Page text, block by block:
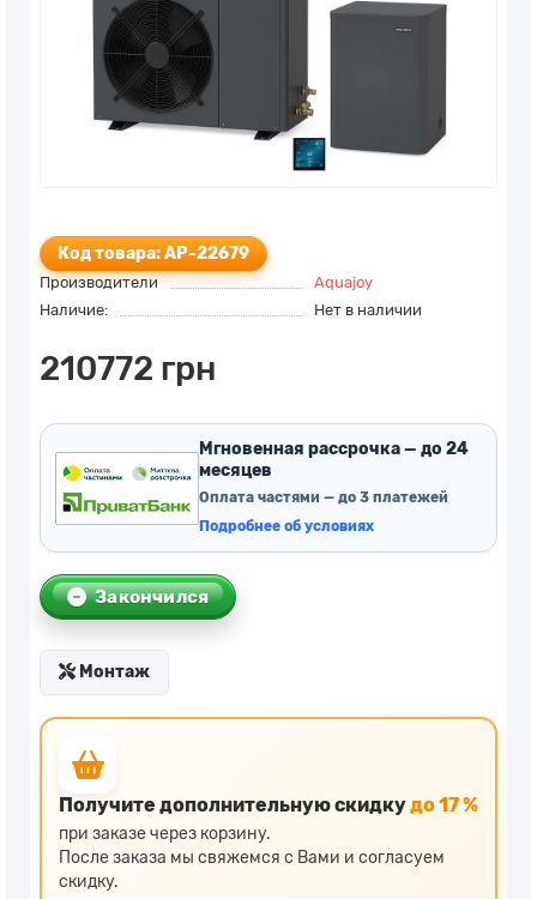
Код товара: AP-22679
Производители
Aquajoy
Наличие:
Нет в наличии
210772 грн
Мгновенная рассрочка — до 24
месяцев
Оплата частями — до 3 платежей
Подробнее об условиях
Закончился
Монтаж
Получите дополнительную скидкудо 17 %
при заказе через корзину.
После заказа мы свяжемся с Вами и согласуем
скидку.